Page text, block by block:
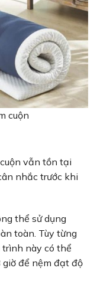
cuộn
vẫn tồn tại
nhắc trước khi
thể sử dụng
toàn. Tùy từng
trình này có thể
để nệm đạt độ